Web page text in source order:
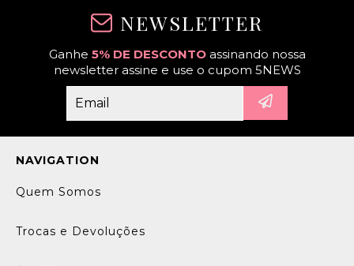
NEWSLETTER
Ganhe 5% DE DESCONTOassinando nossa
newsletter assine e use o cupom 5NEWS
NAVIGATION
Quem Somos
Trocas e Devoluções